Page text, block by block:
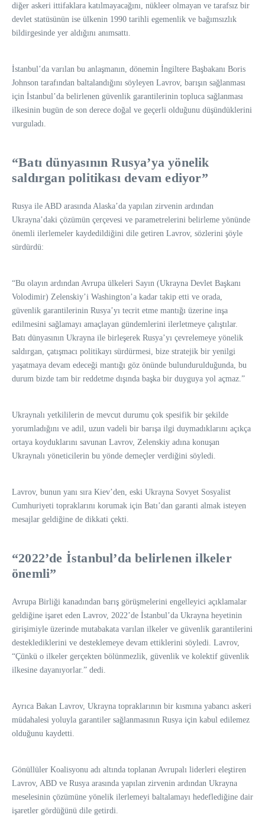
diğer askeri ittifaklara katılmayacağını, nükleer olmayan ve tarafsız bir
devlet statüsünün ise ülkenin 1990 tarihli egemenlik ve bağımsızlık
bildirgesinde yer aldığını anımsattı.
İstanbul’da varılan bu anlaşmanın, dönemin İngiltere Başbakanı Boris
Johnson tarafından baltalandığını söyleyen Lavrov, barışın sağlanması
için İstanbul’da belirlenen güvenlik garantilerinin topluca sağlanması
ilkesinin bugün de son derece doğal ve geçerli olduğunu düşündüklerini
vurguladı.
“Batı dünyasının Rusya’ya yönelik
saldırgan politikası devam ediyor”
Rusya ile ABD arasında Alaska’da yapılan zirvenin ardından
Ukrayna’daki çözümün çerçevesi ve parametrelerini belirleme yönünde
önemli ilerlemeler kaydedildiğini dile getiren Lavrov, sözlerini şöyle
sürdürdü:
“Bu olayın ardından Avrupa ülkeleri Sayın (Ukrayna Devlet Başkanı
Volodimir) Zelenskiy’i Washington’a kadar takip etti ve orada,
güvenlik garantilerinin Rusya’yı tecrit etme mantığı üzerine inşa
edilmesini sağlamayı amaçlayan gündemlerini ilerletmeye çalıştılar.
Batı dünyasının Ukrayna ile birleşerek Rusya’yı çevrelemeye yönelik
saldırgan, çatışmacı politikayı sürdürmesi, bize stratejik bir yenilgi
yaşatmaya devam edeceği mantığı göz önünde bulundurulduğunda, bu
durum bizde tam bir reddetme dışında başka bir duyguya yol açmaz.”
Ukraynalı yetkililerin de mevcut durumu çok spesifik bir şekilde
yorumladığını ve adil, uzun vadeli bir barışa ilgi duymadıklarını açıkça
ortaya koyduklarını savunan Lavrov, Zelenskiy adına konuşan
Ukraynalı yöneticilerin bu yönde demeçler verdiğini söyledi.
Lavrov, bunun yanı sıra Kiev’den, eski Ukrayna Sovyet Sosyalist
Cumhuriyeti topraklarını korumak için Batı’dan garanti almak isteyen
mesajlar geldiğine de dikkati çekti.
“2022’de İstanbul’da belirlenen ilkeler
önemli”
Avrupa Birliği kanadından barış görüşmelerini engelleyici açıklamalar
geldiğine işaret eden Lavrov, 2022’de İstanbul’da Ukrayna heyetinin
girişimiyle üzerinde mutabakata varılan ilkeler ve güvenlik garantilerini
desteklediklerini ve desteklemeye devam ettiklerini söyledi. Lavrov,
“Çünkü o ilkeler gerçekten bölünmezlik, güvenlik ve kolektif güvenlik
ilkesine dayanıyorlar.” dedi.
Ayrıca Bakan Lavrov, Ukrayna topraklarının bir kısmına yabancı askeri
müdahalesi yoluyla garantiler sağlanmasının Rusya için kabul edilemez
olduğunu kaydetti.
Gönüllüler Koalisyonu adı altında toplanan Avrupalı liderleri eleştiren
Lavrov, ABD ve Rusya arasında yapılan zirvenin ardından Ukrayna
meselesinin çözümüne yönelik ilerlemeyi baltalamayı hedeflediğine dair
işaretler gördüğünü dile getirdi.